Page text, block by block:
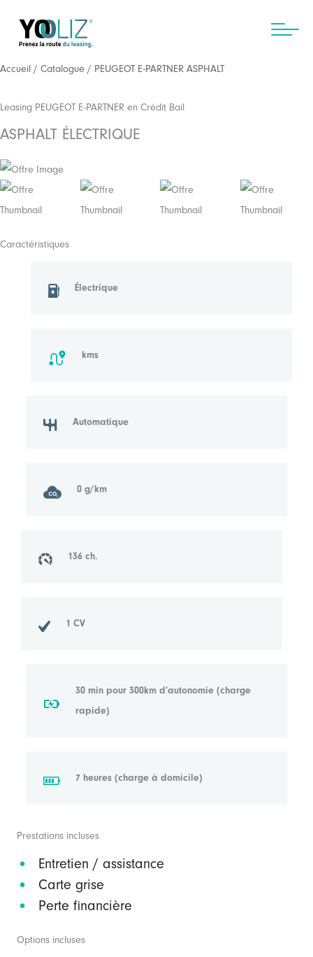
contenu
Accueil / Catalogue / PEUGEOT E-PARTNER ASPHALT
Leasing PEUGEOT E-PARTNER en Crédit Bail
ASPHALT ÉLECTRIQUE
Caractéristiques
Électrique
kms
Automatique
0 g/km
136 ch.
1 CV
30 min pour 300km d’autonomie (charge
rapide)
7 heures (charge à domicile)
Prestations incluses
Entretien / assistance
Carte grise
Perte financière
Options incluses